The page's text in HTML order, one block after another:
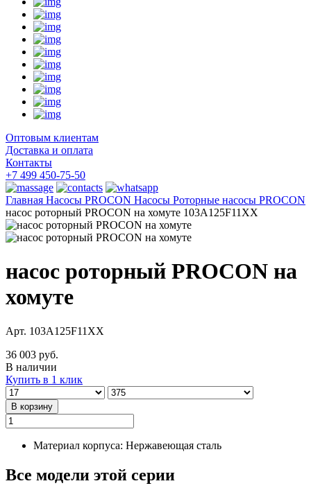
Оптовым клиентам
Доставка и оплата
Контакты
+7 499 450-75-50
Главная Насосы PROCON Насосы Роторные насосы PROCON
насос роторный PROCON на хомуте 103A125F11XX
насос роторный PROCON на
хомуте
Арт. 103A125F11XX
36 003 руб.
В наличии
Купить в 1 клик
В корзину
Материал корпуса: Нержавеющая сталь
Все модели этой серии